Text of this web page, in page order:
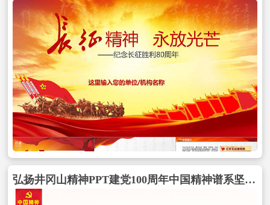
弘扬井冈山精神PPT建党100周年中国精神谱系坚定信念艰苦奋斗实事求是敢闯新路依靠群众敢于胜利党员教育党课包含